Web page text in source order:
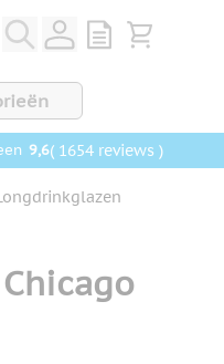
View quote,
Bekijk
9,6( 1654 reviews )